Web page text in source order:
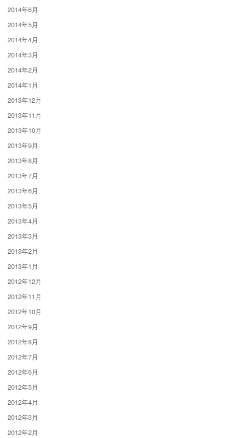
2014年6月
2014年5月
2014年4月
2014年3月
2014年2月
2014年1月
2013年12月
2013年11月
2013年10月
2013年9月
2013年8月
2013年7月
2013年6月
2013年5月
2013年4月
2013年3月
2013年2月
2013年1月
2012年12月
2012年11月
2012年10月
2012年9月
2012年8月
2012年7月
2012年6月
2012年5月
2012年4月
2012年3月
2012年2月